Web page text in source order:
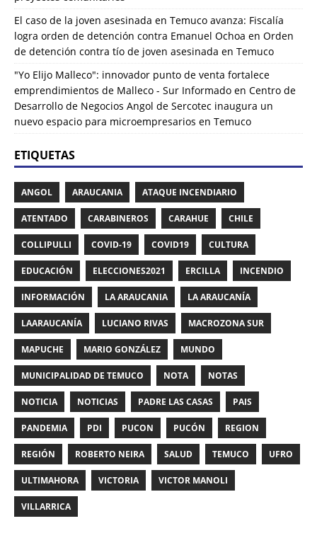
El caso de la joven asesinada en Temuco avanza: Fiscalía
logra orden de detención contra Emanuel Ochoa en Orden
de detención contra tío de joven asesinada en Temuco
"Yo Elijo Malleco": innovador punto de venta fortalece
emprendimientos de Malleco - Sur Informado en Centro de
Desarrollo de Negocios Angol de Sercotec inaugura un
nuevo espacio para microempresarios en Temuco
ETIQUETAS
ANGOL ARAUCANIA ATAQUE INCENDIARIO
ATENTADO CARABINEROS CARAHUE CHILE
COLLIPULLI COVID-19 COVID19 CULTURA
EDUCACIÓN ELECCIONES2021 ERCILLA INCENDIO
INFORMACIÓN LA ARAUCANIA LA ARAUCANÍA
LAARAUCANÍA LUCIANO RIVAS MACROZONA SUR
MAPUCHE MARIO GONZÁLEZ MUNDO
MUNICIPALIDAD DE TEMUCO NOTA NOTAS
NOTICIA NOTICIAS PADRE LAS CASAS PAIS
PANDEMIA PDI PUCON PUCÓN REGION
REGIÓN ROBERTO NEIRA SALUD TEMUCO UFRO
ULTIMAHORA VICTORIA VICTOR MANOLI
VILLARRICA